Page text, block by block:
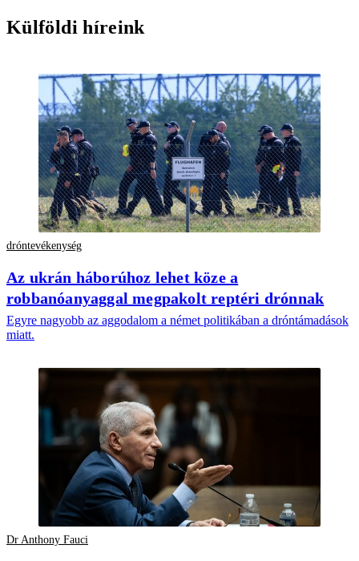
Külföldi híreink
dróntevékenység
Az ukrán háborúhoz lehet köze a
robbanóanyaggal megpakolt reptéri drónnak
Egyre nagyobb az aggodalom a német politikában a dróntámadások
miatt.
Dr Anthony Fauci